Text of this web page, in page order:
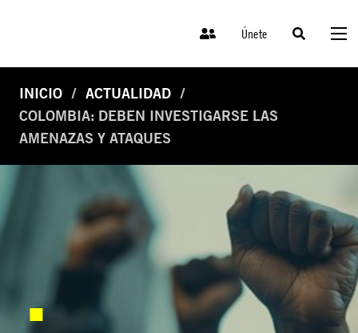
Únete
INICIO
ACTUALIDAD
COLOMBIA: DEBEN INVESTIGARSE LAS
AMENAZAS Y ATAQUES